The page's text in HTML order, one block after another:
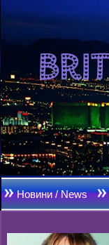
Новини / News